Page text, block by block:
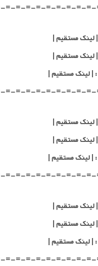
=-=-=-=-=-=-=-=-
=-=-=-=-=-=-=-=-
=-=-=-=-=-=-=-=-
=-=-=-=-=-=-=-=-